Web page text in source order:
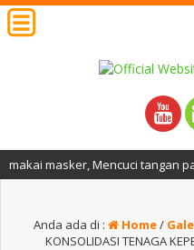
Mencuci tangan pakai
Anda ada di : Home/
KONSOLIDASI TENAGA